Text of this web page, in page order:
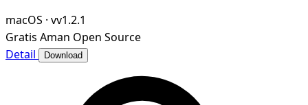
macOS · vv1.2.1
Gratis Aman Open Source
Detail
Download